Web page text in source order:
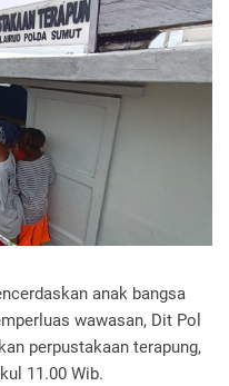
anak bangsa
wawasan, Dit Pol
perpustakaan terapung,
11.00 Wib.